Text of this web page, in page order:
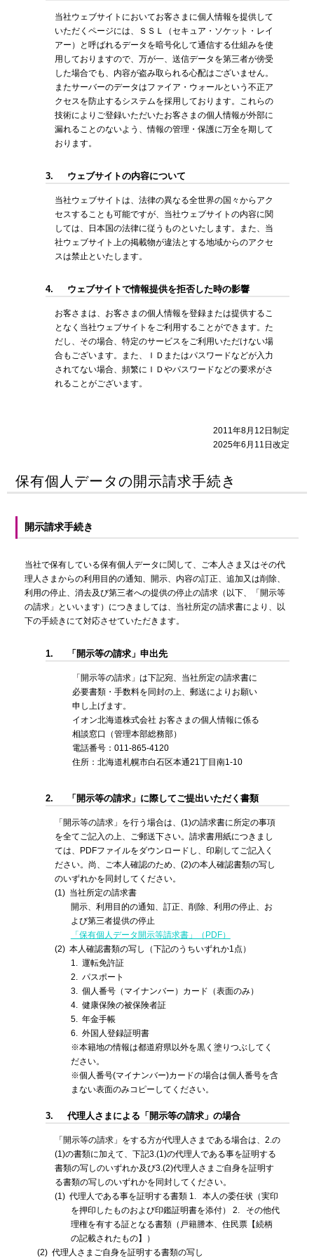
当社ウェブサイトにおいてお客さまに個人情報を提供して
いただくページには、ＳＳＬ（セキュア・ソケット・レイ
アー）と呼ばれるデータを暗号化して通信する仕組みを使
用しておりますので、万が一、送信データを第三者が傍受
した場合でも、内容が盗み取られる心配はございません。
またサーバーのデータはファイア・ウォールという不正ア
クセスを防止するシステムを採用しております。これらの
技術によりご登録いただいたお客さまの個人情報が外部に
漏れることのないよう、情報の管理・保護に万全を期して
おります。
3. ウェブサイトの内容について
当社ウェブサイトは、法律の異なる全世界の国々からアク
セスすることも可能ですが、当社ウェブサイトの内容に関
しては、日本国の法律に従うものといたします。また、当
社ウェブサイト上の掲載物が違法とする地域からのアクセ
スは禁止といたします。
4. ウェブサイトで情報提供を拒否した時の影響
お客さまは、お客さまの個人情報を登録または提供するこ
となく当社ウェブサイトをご利用することができます。た
だし、その場合、特定のサービスをご利用いただけない場
合もございます。また、ＩＤまたはパスワードなどが入力
されてない場合、頻繁にＩＤやパスワードなどの要求がさ
れることがございます。
2011年8月12日制定
2025年6月11日改定
保有個人データの開示請求手続き
開示請求手続き
当社で保有している保有個人データに関して、ご本人さま又はその代
理人さまからの利用目的の通知、開示、内容の訂正、追加又は削除、
利用の停止、消去及び第三者への提供の停止の請求（以下、「開示等
の請求」といいます）につきましては、当社所定の請求書により、以
下の手続きにて対応させていただきます。
1. 「開示等の請求」申出先
「開示等の請求」は下記宛、当社所定の請求書に
必要書類・手数料を同封の上、郵送によりお願い
申し上げます。
イオン北海道株式会社 お客さまの個人情報に係る
相談窓口（管理本部総務部）
電話番号：011-865-4120
住所：北海道札幌市白石区本通21丁目南1-10
2. 「開示等の請求」に際してご提出いただく書類
「開示等の請求」を行う場合は、(1)の請求書に所定の事項
を全てご記入の上、ご郵送下さい。請求書用紙につきまし
ては、PDFファイルをダウンロードし、印刷してご記入く
ださい。尚、ご本人確認のため、(2)の本人確認書類の写し
のいずれかを同封してください。
(1) 当社所定の請求書
開示、利用目的の通知、訂正、削除、利用の停止、お
よび第三者提供の停止
「保有個人データ開示等請求書」（PDF）
(2) 本人確認書類の写し（下記のうちいずれか1点）
1. 運転免許証
2. パスポート
3. 個人番号（マイナンバー）カード（表面のみ）
4. 健康保険の被保険者証
5. 年金手帳
6. 外国人登録証明書
※本籍地の情報は都道府県以外を黒く塗りつぶしてく
ださい。
※個人番号(マイナンバー)カードの場合は個人番号を含
まない表面のみコピーしてください。
3. 代理人さまによる「開示等の請求」の場合
「開示等の請求」をする方が代理人さまである場合は、2.の
(1)の書類に加えて、下記3.(1)の代理人である事を証明する
書類の写しのいずれか及び3.(2)代理人さまご自身を証明す
る書類の写しのいずれかを同封してください。
(1) 代理人である事を証明する書類 1.
本人の委任状（実印
を押印したものおよび印鑑証明書を添付） 2.
その他代
理権を有する証となる書類（戸籍謄本、住民票【続柄
の記載されたもの】）
(2) 代理人さまご自身を証明する書類の写し